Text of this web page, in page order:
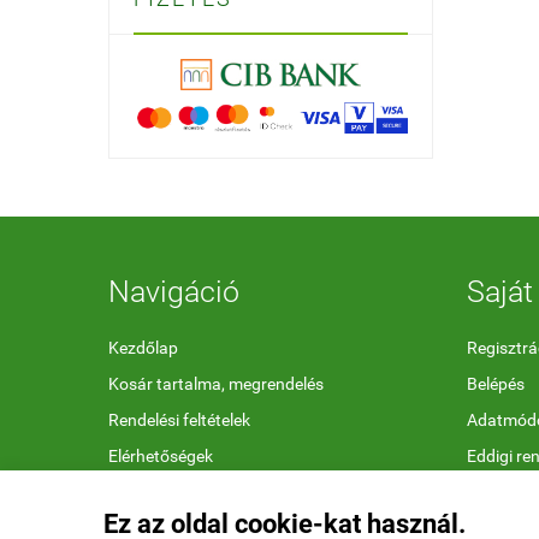
Ez az oldal cookie-kat használ.
Navigáció
Kezdőlap
Kosár tartalma, megrendelés
Rendelési feltételek
Elérhetőségek
Ajándékutalvány feltételek
Belépés
Eddigi